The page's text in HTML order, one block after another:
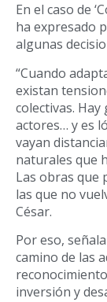
En el caso de
ha expresado
algunas
“Cuando
existan
colectivas.
actores… y es
vayan
naturales que
Las obras que
las que no
César.
Por eso,
camino de las
inversión y